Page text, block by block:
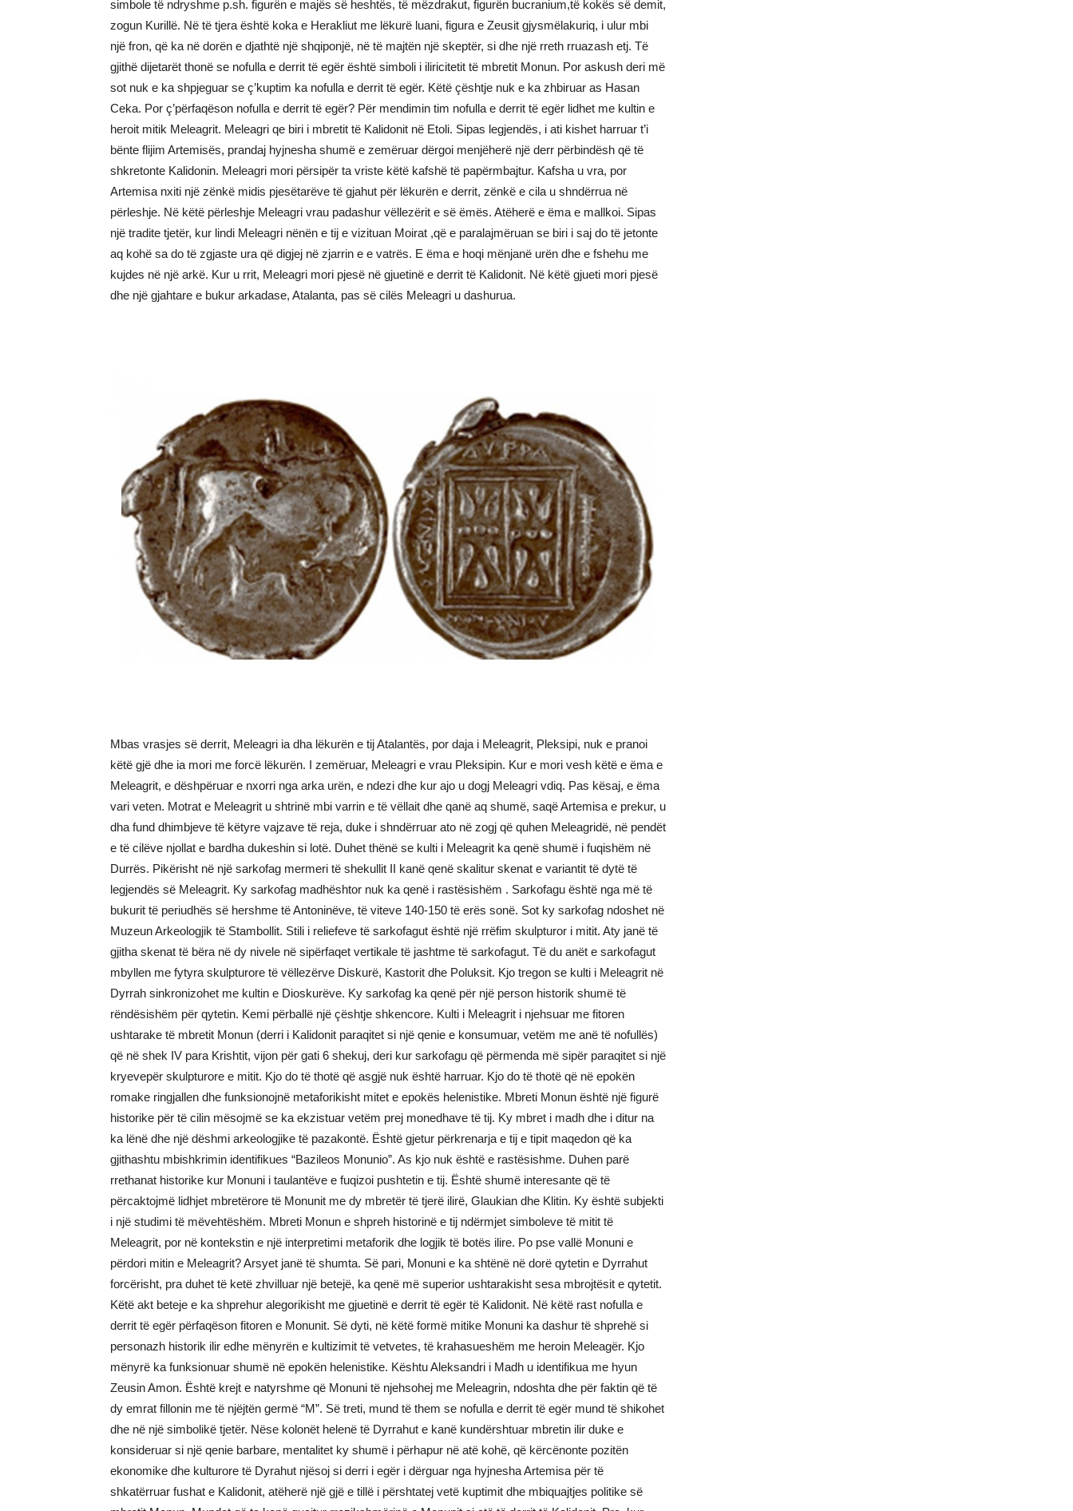
simbole të ndryshme p.sh. figurën e majës së heshtës, të mëzdrakut, figurën bucranium,të kokës së demit,
zogun Kurillë. Në të tjera është koka e Herakliut me lëkurë luani, figura e Zeusit gjysmëlakuriq, i ulur mbi
një fron, që ka në dorën e djathtë një shqiponjë, në të majtën një skeptër, si dhe një rreth rruazash etj. Të
gjithë dijetarët thonë se nofulla e derrit të egër është simboli i iliricitetit të mbretit Monun. Por askush deri më
sot nuk e ka shpjeguar se ç’kuptim ka nofulla e derrit të egër. Këtë çështje nuk e ka zhbiruar as Hasan
Ceka. Por ç’përfaqëson nofulla e derrit të egër? Për mendimin tim nofulla e derrit të egër lidhet me kultin e
heroit mitik Meleagrit. Meleagri qe biri i mbretit të Kalidonit në Etoli. Sipas legjendës, i ati kishet harruar t’i
bënte flijim Artemisës, prandaj hyjnesha shumë e zemëruar dërgoi menjëherë një derr përbindësh që të
shkretonte Kalidonin. Meleagri mori përsipër ta vriste këtë kafshë të papërmbajtur. Kafsha u vra, por
Artemisa nxiti një zënkë midis pjesëtarëve të gjahut për lëkurën e derrit, zënkë e cila u shndërrua në
përleshje. Në këtë përleshje Meleagri vrau padashur vëllezërit e së ëmës. Atëherë e ëma e mallkoi. Sipas
një tradite tjetër, kur lindi Meleagri nënën e tij e vizituan Moirat ,që e paralajmëruan se biri i saj do të jetonte
aq kohë sa do të zgjaste ura që digjej në zjarrin e e vatrës. E ëma e hoqi mënjanë urën dhe e fshehu me
kujdes në një arkë. Kur u rrit, Meleagri mori pjesë në gjuetinë e derrit të Kalidonit. Në këtë gjueti mori pjesë
dhe një gjahtare e bukur arkadase, Atalanta, pas së cilës Meleagri u dashurua.
Mbas vrasjes së derrit, Meleagri ia dha lëkurën e tij Atalantës, por daja i Meleagrit, Pleksipi, nuk e pranoi
këtë gjë dhe ia mori me forcë lëkurën. I zemëruar, Meleagri e vrau Pleksipin. Kur e mori vesh këtë e ëma e
Meleagrit, e dëshpëruar e nxorri nga arka urën, e ndezi dhe kur ajo u dogj Meleagri vdiq. Pas kësaj, e ëma
vari veten. Motrat e Meleagrit u shtrinë mbi varrin e të vëllait dhe qanë aq shumë, saqë Artemisa e prekur, u
dha fund dhimbjeve të këtyre vajzave të reja, duke i shndërruar ato në zogj që quhen Meleagridë, në pendët
e të cilëve njollat e bardha dukeshin si lotë. Duhet thënë se kulti i Meleagrit ka qenë shumë i fuqishëm në
Durrës. Pikërisht në një sarkofag mermeri të shekullit II kanë qenë skalitur skenat e variantit të dytë të
legjendës së Meleagrit. Ky sarkofag madhështor nuk ka qenë i rastësishëm . Sarkofagu është nga më të
bukurit të periudhës së hershme të Antoninëve, të viteve 140-150 të erës sonë. Sot ky sarkofag ndoshet në
Muzeun Arkeologjik të Stambollit. Stili i reliefeve të sarkofagut është një rrëfim skulpturor i mitit. Aty janë të
gjitha skenat të bëra në dy nivele në sipërfaqet vertikale të jashtme të sarkofagut. Të du anët e sarkofagut
mbyllen me fytyra skulpturore të vëllezërve Diskurë, Kastorit dhe Poluksit. Kjo tregon se kulti i Meleagrit në
Dyrrah sinkronizohet me kultin e Dioskurëve. Ky sarkofag ka qenë për një person historik shumë të
rëndësishëm për qytetin. Kemi përballë një çështje shkencore. Kulti i Meleagrit i njehsuar me fitoren
ushtarake të mbretit Monun (derri i Kalidonit paraqitet si një qenie e konsumuar, vetëm me anë të nofullës)
që në shek IV para Krishtit, vijon për gati 6 shekuj, deri kur sarkofagu që përmenda më sipër paraqitet si një
kryevepër skulpturore e mitit. Kjo do të thotë që asgjë nuk është harruar. Kjo do të thotë që në epokën
romake ringjallen dhe funksionojnë metaforikisht mitet e epokës helenistike. Mbreti Monun është një figurë
historike për të cilin mësojmë se ka ekzistuar vetëm prej monedhave të tij. Ky mbret i madh dhe i ditur na
ka lënë dhe një dëshmi arkeologjike të pazakontë. Është gjetur përkrenarja e tij e tipit maqedon që ka
gjithashtu mbishkrimin identifikues “Bazileos Monunio”. As kjo nuk është e rastësishme. Duhen parë
rrethanat historike kur Monuni i taulantëve e fuqizoi pushtetin e tij. Është shumë interesante që të
përcaktojmë lidhjet mbretërore të Monunit me dy mbretër të tjerë ilirë, Glaukian dhe Klitin. Ky është subjekti
i një studimi të mëvehtëshëm. Mbreti Monun e shpreh historinë e tij ndërmjet simboleve të mitit të
Meleagrit, por në kontekstin e një interpretimi metaforik dhe logjik të botës ilire. Po pse vallë Monuni e
përdori mitin e Meleagrit? Arsyet janë të shumta. Së pari, Monuni e ka shtënë në dorë qytetin e Dyrrahut
forcërisht, pra duhet të ketë zhvilluar një betejë, ka qenë më superior ushtarakisht sesa mbrojtësit e qytetit.
Këtë akt beteje e ka shprehur alegorikisht me gjuetinë e derrit të egër të Kalidonit. Në këtë rast nofulla e
derrit të egër përfaqëson fitoren e Monunit. Së dyti, në këtë formë mitike Monuni ka dashur të shprehë si
personazh historik ilir edhe mënyrën e kultizimit të vetvetes, të krahasueshëm me heroin Meleagër. Kjo
mënyrë ka funksionuar shumë në epokën helenistike. Kështu Aleksandri i Madh u identifikua me hyun
Zeusin Amon. Është krejt e natyrshme që Monuni të njehsohej me Meleagrin, ndoshta dhe për faktin që të
dy emrat fillonin me të njëjtën germë “M”. Së treti, mund të them se nofulla e derrit të egër mund të shikohet
dhe në një simbolikë tjetër. Nëse kolonët helenë të Dyrrahut e kanë kundërshtuar mbretin ilir duke e
konsideruar si një qenie barbare, mentalitet ky shumë i përhapur në atë kohë, që kërcënonte pozitën
ekonomike dhe kulturore të Dyrahut njësoj si derri i egër i dërguar nga hyjnesha Artemisa për të
shkatërruar fushat e Kalidonit, atëherë një gjë e tillë i përshtatej vetë kuptimit dhe mbiquajtjes politike së